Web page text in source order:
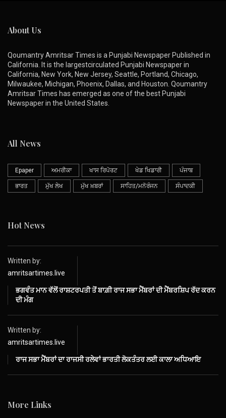
About Us
Qoumantry Amritsar Times is a Punjabi Newspaper Published in
California. It is the largestcirculated Punjabi Newspaper in
California, New York, New Jersey, Seattle, Portland, Chicago,
Milwaukee, Michigan, Phoenix, Dallas, and Houston. Qoumantry
Amritsar Times has emerged as one of the best Punjabi
Newspaper in the United States.
All News
Epaper ਅਮਰੀਕਾ ਖਾਸ ਰਿਪੋਰਟ ਖੇਡ ਖਿਡਾਰੀ ਪੰਜਾਬ
ਭਾਰਤ ਮੁੱਖ ਲੇਖ ਮੁੱਖ ਖ਼ਬਰਾਂ ਸਾਹਿਤ/ਮਨੋਰੰਜਨ ਸੰਪਾਦਕੀ
Hot News
Written by:
amritsartimes.live
ਭਗਵੰਤ ਮਾਨ ਵੱਲੋਂ ਰਾਸ਼ਟਰਪਤੀ ਤੋਂ ਬਾਗ਼ੀ ਰਾਜ ਸਭਾ ਮੈਂਬਰਾਂ ਦੀ ਮੈਂਬਰਸ਼ਿਪ ਰੱਦ ਕਰਨ
ਦੀ ਮੰਗ
Written by:
amritsartimes.live
ਰਾਜ ਸਭਾ ਮੈਂਬਰਾਂ ਦਾ ਰਾਜਸੀ ਰਲੇਵਾਂ ਭਾਰਤੀ ਲੋਕਤੰਤਰ ਲਈ ਕਾਲਾ ਅਧਿਆਇ
More Links